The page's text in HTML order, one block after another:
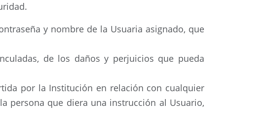
y nombre de la Usuaria asignado, que
de los daños y perjuicios que pueda
por la Institución en relación con cualquier
persona que diera una instrucción al Usuario,